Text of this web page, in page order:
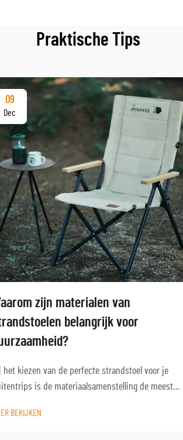
Praktische Tips
09
Dec
zijn materialen van
belangrijk voor
het kiezen van de perfecte strandstoel voor je
is de materiaalsamenstelling de meest
prestaties. De zware kustomgeving brengt unieke
BEKIJKEN